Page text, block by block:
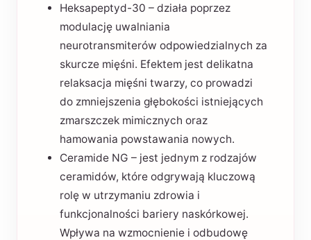
Heksapeptyd-30 – działa poprzez
modulację uwalniania
neurotransmiterów odpowiedzialnych za
skurcze mięśni. Efektem jest delikatna
relaksacja mięśni twarzy, co prowadzi
do zmniejszenia głębokości istniejących
zmarszczek mimicznych oraz
hamowania powstawania nowych.
Ceramide NG – jest jednym z rodzajów
ceramidów, które odgrywają kluczową
rolę w utrzymaniu zdrowia i
funkcjonalności bariery naskórkowej.
Wpływa na wzmocnienie i odbudowę